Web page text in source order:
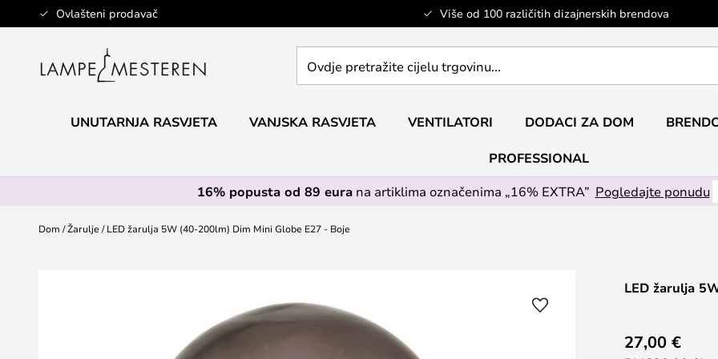
Ovlašteni prodavač Više od 100 različitih dizajnerskih brendova
Skip
to
pretražite
trgovinu...
UNUTARNJA RASVJETA VANJSKA RASVJETA VENTILATORI DODACI ZA DOM
PROFESSIONAL
16% popusta od 89 eurana artiklima označenima „16% EXTRA” Pogledajte ponudu
Dom Žarulje LED žarulja 5W (40-200lm) Dim Mini Globe E27 - Boje
LED žarulja
27,00 €